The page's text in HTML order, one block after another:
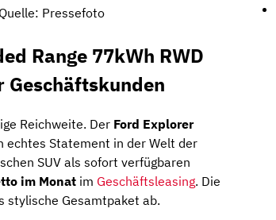
Pressefoto
Range 77kWh RWD
Geschäftskunden
Reichweite. Der Ford Explorer
echtes Statement in der Welt der
SUV als sofort verfügbaren
im Monat im Geschäftsleasing. Die
stylische Gesamtpaket ab.